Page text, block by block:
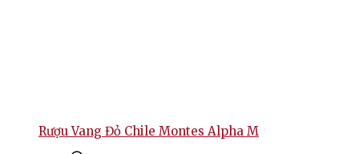
Rượu Vang Đỏ Chile Montes Alpha M